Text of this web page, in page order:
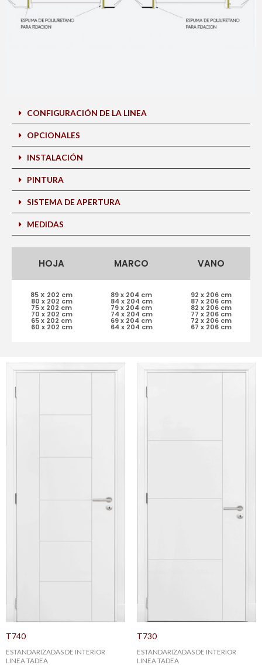
CONFIGURACIÓN DE LA LINEA
OPCIONALES
INSTALACIÓN
PINTURA
SISTEMA DE APERTURA
MEDIDAS
HOJA MARCO VANO
85 X 202 cm
80 x 202 cm
75 x 202 cm
70 x 202 cm
65 x 202 cm
60 x 202 cm
89 x 204 cm
84 x 204 cm
79 x 204 cm
74 x 204 cm
69 x 204 cm
64 x 204 cm
92 x 206 cm
87 x 206 cm
82 x 206 cm
77 x 206 cm
72 x 206 cm
67 x 206 cm
T740
ESTANDARIZADAS DE INTERIOR
LINEA TADEA
T730
ESTANDARIZADAS DE INTERIOR
LINEA TADEA